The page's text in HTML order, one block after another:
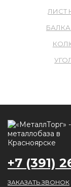
ЛИСТ
БАЛКА
+7 (391)
ЗАКАЗАТЬ ЗВОНОК